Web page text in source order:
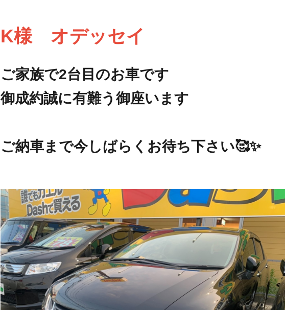
K様 オデッセイ
ご家族で2台目のお車です
御成約誠に有難う御座います
ご納車まで今しばらくお待ち下さい🥰✨